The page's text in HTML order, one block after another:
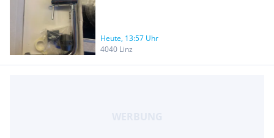
Heute, 13:57 Uhr
4040 Linz